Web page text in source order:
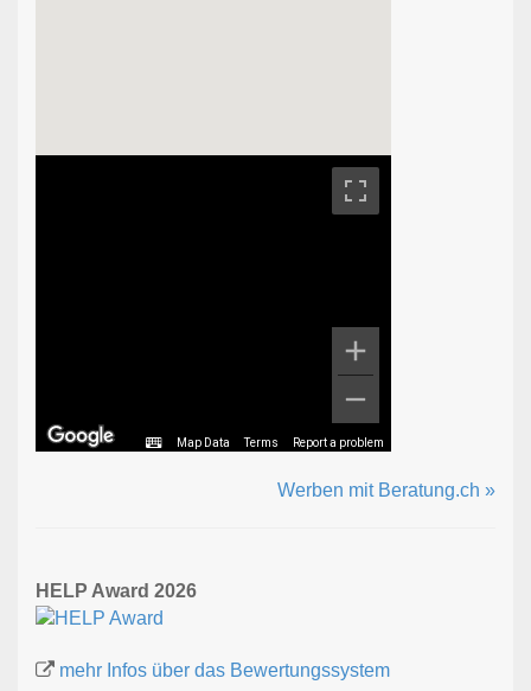
Map Data Terms Report a problem
Werben mit Beratung.ch »
HELP Award 2026
mehr Infos über das Bewertungssystem